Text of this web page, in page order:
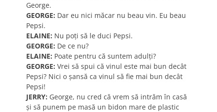
George.
GEORGE: Dar eu nici măcar nu beau vin. Eu beau
Pepsi.
ELAINE: Nu poţi să le duci Pepsi.
GEORGE: De ce nu?
ELAINE: Poate pentru că suntem adulţi?
GEORGE: Vrei să spui că vinul este mai bun decât
Pepsi? Nici o şansă ca vinul să fie mai bun decât
Pepsi!
JERRY: George, nu cred că vrem să intrăm în casă
şi să punem pe masă un bidon mare de plastic